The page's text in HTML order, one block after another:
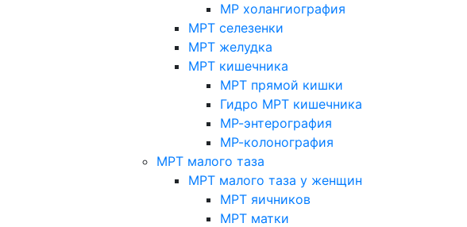
МР холангиография
МРТ селезенки
МРТ желудка
МРТ кишечника
МРТ прямой кишки
Гидро МРТ кишечника
МР-энтерография
МР-колонография
МРТ малого таза
МРТ малого таза у женщин
МРТ яичников
МРТ матки